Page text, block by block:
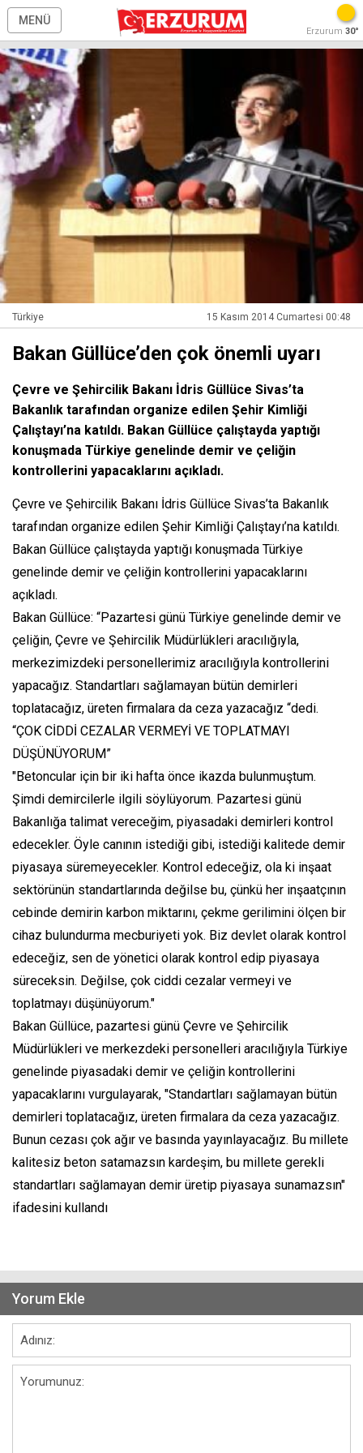
MENÜ
Erzurum 30°
Türkiye 15 Kasım 2014 Cumartesi 00:48
Bakan Güllüce’den çok önemli uyarı
Çevre ve Şehircilik Bakanı İdris Güllüce Sivas’ta
Bakanlık tarafından organize edilen Şehir Kimliği
Çalıştayı’na katıldı. Bakan Güllüce çalıştayda yaptığı
konuşmada Türkiye genelinde demir ve çeliğin
kontrollerini yapacaklarını açıkladı.
Çevre ve Şehircilik Bakanı İdris Güllüce Sivas’ta Bakanlık
tarafından organize edilen Şehir Kimliği Çalıştayı’na katıldı.
Bakan Güllüce çalıştayda yaptığı konuşmada Türkiye
genelinde demir ve çeliğin kontrollerini yapacaklarını
açıkladı.
Bakan Güllüce: “Pazartesi günü Türkiye genelinde demir ve
çeliğin, Çevre ve Şehircilik Müdürlükleri aracılığıyla,
merkezimizdeki personellerimiz aracılığıyla kontrollerini
yapacağız. Standartları sağlamayan bütün demirleri
toplatacağız, üreten firmalara da ceza yazacağız “dedi.
“ÇOK CİDDİ CEZALAR VERMEYİ VE TOPLATMAYI
DÜŞÜNÜYORUM”
"Betoncular için bir iki hafta önce ikazda bulunmuştum.
Şimdi demircilerle ilgili söylüyorum. Pazartesi günü
Bakanlığa talimat vereceğim, piyasadaki demirleri kontrol
edecekler. Öyle canının istediği gibi, istediği kalitede demir
piyasaya süremeyecekler. Kontrol edeceğiz, ola ki inşaat
sektörünün standartlarında değilse bu, çünkü her inşaatçının
cebinde demirin karbon miktarını, çekme gerilimini ölçen bir
cihaz bulundurma mecburiyeti yok. Biz devlet olarak kontrol
edeceğiz, sen de yönetici olarak kontrol edip piyasaya
süreceksin. Değilse, çok ciddi cezalar vermeyi ve
toplatmayı düşünüyorum."
Bakan Güllüce, pazartesi günü Çevre ve Şehircilik
Müdürlükleri ve merkezdeki personelleri aracılığıyla Türkiye
genelinde piyasadaki demir ve çeliğin kontrollerini
yapacaklarını vurgulayarak, "Standartları sağlamayan bütün
demirleri toplatacağız, üreten firmalara da ceza yazacağız.
Bunun cezası çok ağır ve basında yayınlayacağız. Bu millete
kalitesiz beton satamazsın kardeşim, bu millete gerekli
standartları sağlamayan demir üretip piyasaya sunamazsın"
ifadesini kullandı
Yorum Ekle